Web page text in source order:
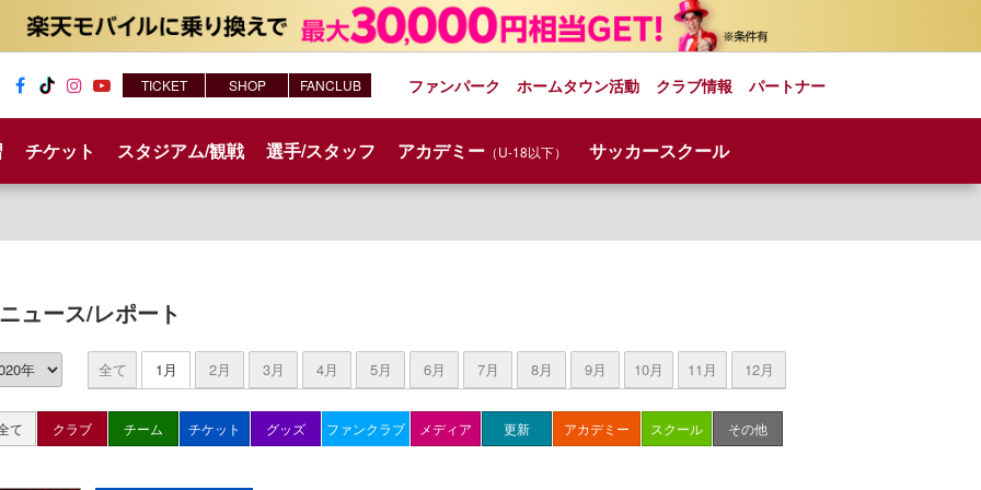
am e
チケット スタジアム/観戦 選手/スタッフ アカデミー（U-18以下） サッカースクール
ファンパーク ホームタウン活動 クラブ情報 パートナー
TICKET SHOP FANCLUB
ニュース/レポート
全て 1月 2月 3月 4月 5月 6月 7月 8月 9月 10月 11月 12月
て クラブ チーム チケット グッズ ファンクラブ メディア 更新 アカデミー スクール その他